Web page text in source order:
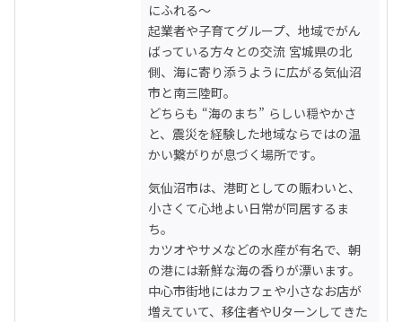
にふれる～
起業者や子育てグループ、地域でがん
ばっている方々との交流 宮城県の北
側、海に寄り添うように広がる気仙沼
市と南三陸町。
どちらも “海のまち” らしい穏やかさ
と、震災を経験した地域ならではの温
かい繋がりが息づく場所です。
気仙沼市は、港町としての賑わいと、
小さくて心地よい日常が同居するま
ち。
カツオやサメなどの水産が有名で、朝
の港には新鮮な海の香りが漂います。
中心市街地にはカフェや小さなお店が
増えていて、移住者やUターンしてきた